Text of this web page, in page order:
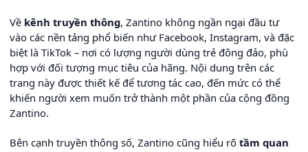
Về kênh truyền thông, Zantino không ngần ngại đầu tư
vào các nền tảng phổ biến như Facebook, Instagram, và đặc
biệt là TikTok – nơi có lượng người dùng trẻ đông đảo, phù
hợp với đối tượng mục tiêu của hãng. Nội dung trên các
trang này được thiết kế để tương tác cao, đến mức có thể
khiến người xem muốn trở thành một phần của cộng đồng
Zantino.
Bên cạnh truyền thông số, Zantino cũng hiểu rõ tầm quan